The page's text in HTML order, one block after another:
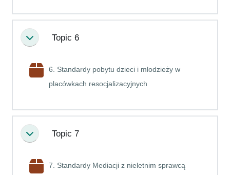
MinimalizujTopic 6
6. Standardy pobytu dzieci i mlodzieży w
placówkach resocjalizacyjnychPakiet SCORM
MinimalizujTopic 7
7. Standardy Mediacji z nieletnim sprawcą